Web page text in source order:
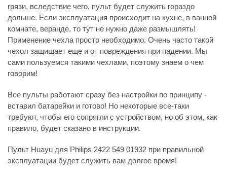
грязи, вследствие чего, пульт будет служить гораздо
дольше. Если эксплуатация происходит на кухне, в ванной
комнате, веранде, то тут не нужно даже размышлять!
Применение чехла просто необходимо. Очень часто такой
чехол защищает еще и от повреждения при падении. Мы
сами пользуемся такими чехлами, поэтому знаем о чем
говорим!
Все пульты работают сразу без настройки по принципу -
вставил батарейки и готово! Но некоторые все-таки
требуют, чтобы его сопрягли с устройством, но об этом, как
правило, будет сказано в инструкции.
Пульт Huayu для Philips 2422 549 01932 при правильной
эксплуатации будет служить вам долгое время!